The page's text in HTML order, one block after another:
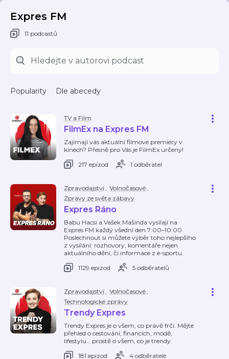
Expres FM
11 podcastů
Popularity Dle abecedy
TV a Film
FilmEx na Expres FM
Zajímají vás aktuální filmové premiéry v
kinech? Přesně pro Vás je FilmEx určený!
217 epizod
1 odběratel
Zpravodajství, Volnočasové,
Zprávy ze světa zábavy
Expres Ráno
Babu Hacsi a Vašek Mašinda vysílají na
Expres FM každý všední den 7:00–10:00.
Poslechnout si můžete výběr toho nejlepšího
z vysílání: rozhovory, komentáře nejen
aktuálního dění, či informace z e-sportu.
1129 epizod
5 odběratelů
Zpravodajství, Volnočasové,
Technologické zprávy
Trendy Expres
Trendy Expres je o všem, co právě frčí. Mějte
přehled o cestování, financích, módě,
lifestylu… prostě o všem, co je trendy.
181 epizod
4 odběratelé